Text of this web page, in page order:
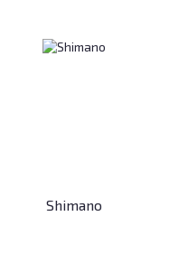
Shimano